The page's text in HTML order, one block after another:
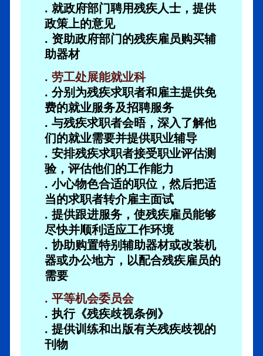
. 就政府部门聘用残疾人士，提供
政策上的意见
. 资助政府部门的残疾雇员购买辅
助器材
. 劳工处展能就业科
. 分别为残疾求职者和雇主提供免
费的就业服务及招聘服务
. 与残疾求职者会晤，深入了解他
们的就业需要并提供职业辅导
. 安排残疾求职者接受职业评估测
验，评估他们的工作能力
. 小心物色合适的职位，然后把适
当的求职者转介雇主面试
. 提供跟进服务，使残疾雇员能够
尽快并顺利适应工作环境
. 协助购置特别辅助器材或改装机
器或办公地方，以配合残疾雇员的
需要
. 平等机会委员会
. 执行《残疾歧视条例》
. 提供训练和出版有关残疾歧视的
刊物